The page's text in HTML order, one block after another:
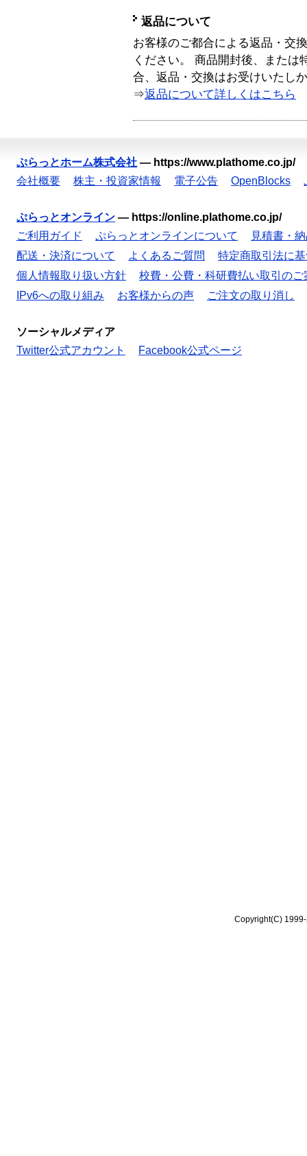
返品について
お客様のご都合による返品・交
ください。 商品開封後、または
合、返品・交換はお受けいたし
⇒返品について詳しくはこちら
ぷらっとホーム株式会社 — https://www.plathome.co.jp/
会社概要
株主・投資家情報 電子公告 OpenBlocks
ぷらっとオンライン — https://online.plathome.co.jp/
ご利用ガイド
ぷらっとオンラインについて
見積書・
配送・決済について
よくあるご質問
特定商取引法に
個人情報取り扱い方針
校費・公費・科研費払い取引のご
IPv6への取り組み
お客様からの声 ご注文の取り消し
ソーシャルメディア
Twitter公式アカウント
Facebook公式ページ
Copyright(C)